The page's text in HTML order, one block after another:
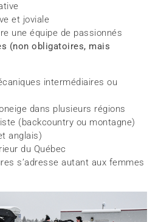
et joviale
une équipe de passionnés
(non obligatoires, mais
intermédiaires ou
dans plusieurs régions
(backcountry ou montagne)
anglais)
du Québec
s’adresse autant aux femmes